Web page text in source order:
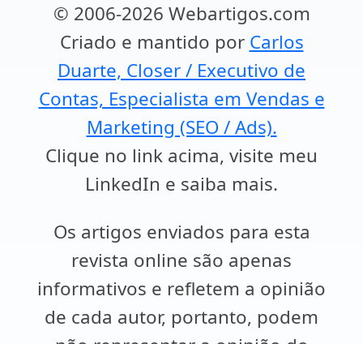
© 2006-2026 Webartigos.com
Criado e mantido por Carlos
Duarte, Closer / Executivo de
Contas, Especialista em Vendas e
Marketing (SEO / Ads).
Clique no link acima, visite meu
LinkedIn e saiba mais.
Os artigos enviados para esta
revista online são apenas
informativos e refletem a opinião
de cada autor, portanto, podem